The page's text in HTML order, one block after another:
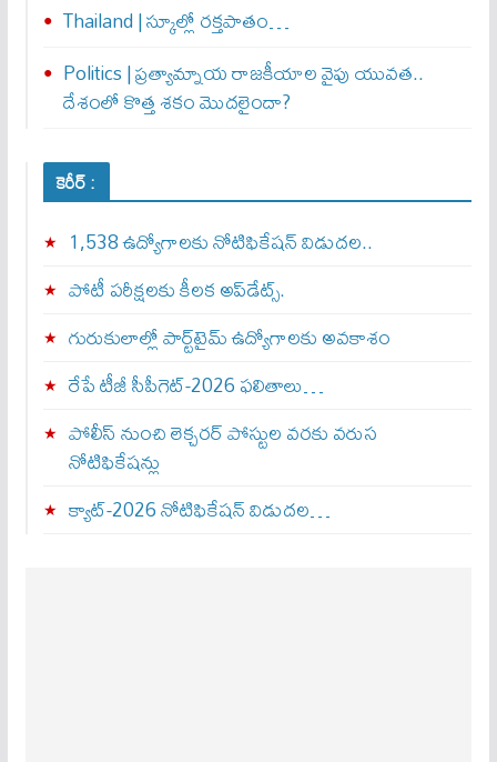
Thailand | స్కూల్లో రక్తపాతం…
Politics | ప్రత్యామ్నాయ రాజకీయాల వైపు యువత..
దేశంలో కొత్త శకం మొదలైందా?
కెరీర్ :
1,538 ఉద్యోగాలకు నోటిఫికేషన్ విడుదల..
పోటీ పరీక్షలకు కీలక అప్‌డేట్స్.
గురుకులాల్లో పార్ట్‌టైమ్ ఉద్యోగాలకు అవకాశం
రేపే టీజీ సీపీగెట్‌-2026 ఫలితాలు…
పోలీస్ నుంచి లెక్చరర్ పోస్టుల వరకు వరుస
నోటిఫికేషన్లు
క్యాట్-2026 నోటిఫికేషన్ విడుదల…